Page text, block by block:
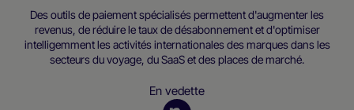
Des outils de paiement spécialisés permettent d'augmenter les
revenus, de réduire le taux de désabonnement et d'optimiser
intelligemment les activités internationales des marques dans les
secteurs du voyage, du SaaS et des places de marché.
En vedette